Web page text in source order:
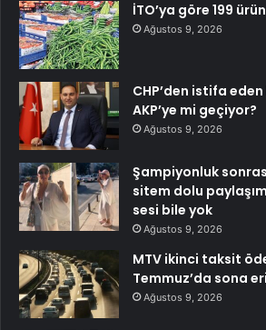
İTO’ya göre 199
Ağustos 9, 2026
CHP’den istifa
AKP’ye mi geçiyor?
Ağustos 9, 2026
Şampiyonluk
sitem dolu
sesi bile yok
Ağustos 9, 2026
MTV ikinci taksit
Temmuz’da sona
Ağustos 9, 2026